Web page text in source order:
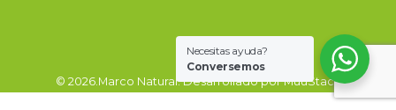
© 2026.Marco Natural. Desarrollado porMuuStack
Necesitas ayuda?
Conversemos